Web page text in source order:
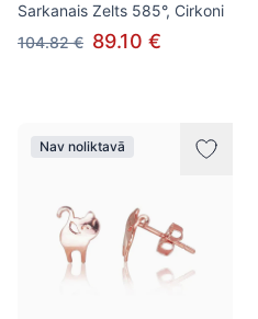
Sarkanais Zelts 585°, Cirkoni
104.82 € 89.10 €
Nav noliktavā